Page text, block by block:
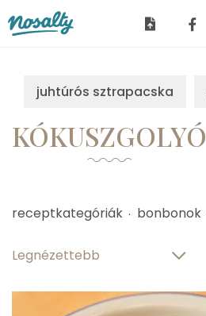
juhtúrós sztrapacska
KÓKUSZGOLYÓ
receptkategóriák bonbonok